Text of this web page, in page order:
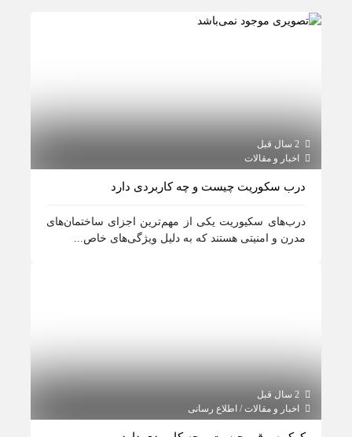
2 سال قبل
اخبار و مقالات
درب سکوریت چیست و چه کاربردی دارد
درب‌های سکیوریت یکی از مهم‌ترین اجزای ساختمان‌های
مدرن و امنیتی هستند که به دلیل ویژگی‌های خاص...
2 سال قبل
اخبار و مقالات / اطلاع رسانی